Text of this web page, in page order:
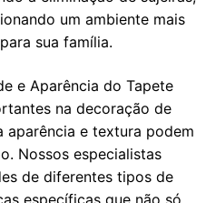
um ambiente mais
sua família.
e Aparência do Tapete
na decoração de
aparência e textura podem
Nossos especialistas
de diferentes tipos de
específicas que não só